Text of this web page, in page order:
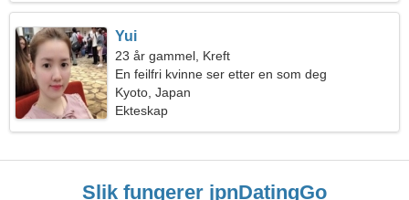
Yui
23 år gammel, Kreft
En feilfri kvinne ser etter en som deg
Kyoto, Japan
Ekteskap
Slik fungerer jpnDatingGo